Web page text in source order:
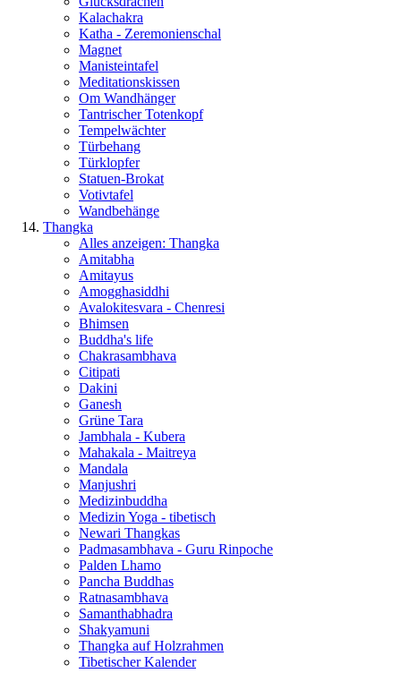
Kalachakra
Katha - Zeremonienschal
Magnet
Manisteintafel
Meditationskissen
Om Wandhänger
Tantrischer Totenkopf
Tempelwächter
Türbehang
Türklopfer
Statuen-Brokat
Votivtafel
Wandbehänge
Thangka
Alles anzeigen: Thangka
Amitabha
Amitayus
Amogghasiddhi
Avalokitesvara - Chenresi
Bhimsen
Buddha's life
Chakrasambhava
Citipati
Dakini
Ganesh
Grüne Tara
Jambhala - Kubera
Mahakala - Maitreya
Mandala
Manjushri
Medizinbuddha
Medizin Yoga - tibetisch
Newari Thangkas
Padmasambhava - Guru Rinpoche
Palden Lhamo
Pancha Buddhas
Ratnasambhava
Samanthabhadra
Shakyamuni
Thangka auf Holzrahmen
Tibetischer Kalender